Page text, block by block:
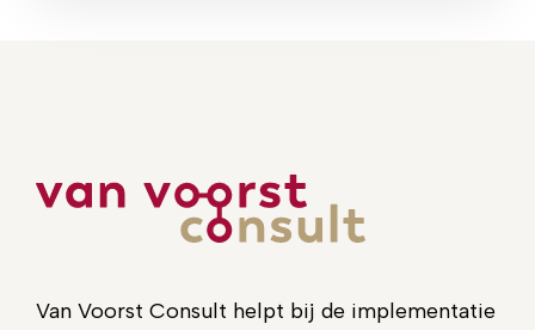
Van Voorst Consult helpt bij de implementatie